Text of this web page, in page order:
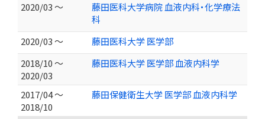
2020/03 ～
藤田医科大学病院 血液内科・化学療法
科
2020/03 ～
藤田医科大学 医学部
2018/10 ～
2020/03
藤田医科大学 医学部 血液内科学
2017/04 ～
2018/10
藤田保健衛生大学 医学部 血液内科学